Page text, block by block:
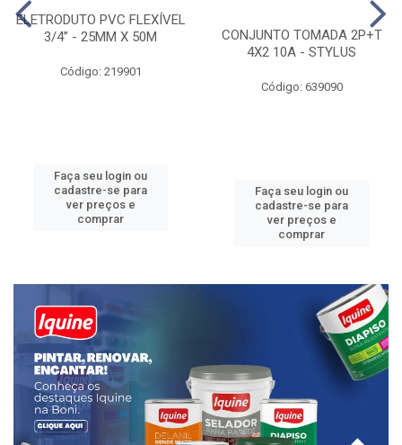
ELETRODUTO PVC FLEXÍVEL
3/4” - 25MM X 50M
Código: 219901
Faça seu login ou
cadastre-se para
ver preços e
comprar
CONJUNTO TOMADA 2P+T
4X2 10A - STYLUS
Código: 639090
Faça seu login ou
cadastre-se para
ver preços e
comprar